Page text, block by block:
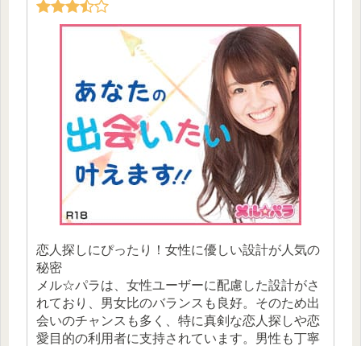
恋人探しにぴったり！女性に優しい設計が人気の
秘密
メル☆パラは、女性ユーザーに配慮した設計がさ
れており、男女比のバランスも良好。そのため出
会いのチャンスも多く、特に真剣な恋人探しや恋
愛目的の利用者に支持されています。男性も丁寧